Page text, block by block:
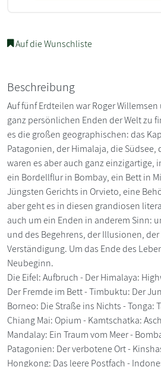
Auf die Wunschliste
Beschreibung
Auf fünf Erdteilen war Roger
ganz persönlichen Enden der Welt zu
es die großen geographischen: das
Patagonien, der Himalaja, die
waren es aber auch ganz
ein Bordellflur in Bombay, ein Bett in
Jüngsten Gerichts in Orvieto, eine
aber geht es in diesen grandiosen
auch um ein Enden in anderem Sinn:
und des Begehrens, der Illusionen,
Verständigung. Um das Ende des
Neubeginn.
Die Eifel: Aufbruch - Der Himalaya:
Der Fremde im Bett - Timbuktu: Der
Borneo: Die Straße ins Nichts - Tonga:
Chiang Mai: Opium - Kamtschatka:
Mandalay: Ein Traum vom Meer -
Patagonien: Der verbotene Ort -
Hongkong: Das leere Postfach -